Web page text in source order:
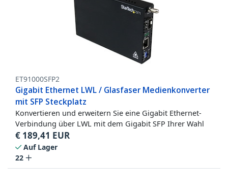
ET91000SFP2
Gigabit Ethernet LWL / Glasfaser Medienkonverter
mit SFP Steckplatz
Konvertieren und erweitern Sie eine Gigabit Ethernet-
Verbindung über LWL mit dem Gigabit SFP Ihrer Wahl
€ 189,41 EUR
Auf Lager
22